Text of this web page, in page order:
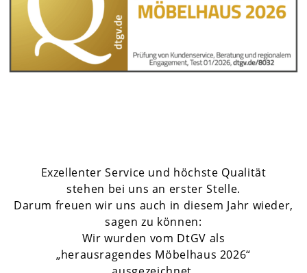
Exzellenter Service und höchste Qualität
stehen bei uns an erster Stelle.
Darum freuen wir uns auch in diesem Jahr wieder,
sagen zu können:
Wir wurden vom DtGV als
„herausragendes Möbelhaus 2026“